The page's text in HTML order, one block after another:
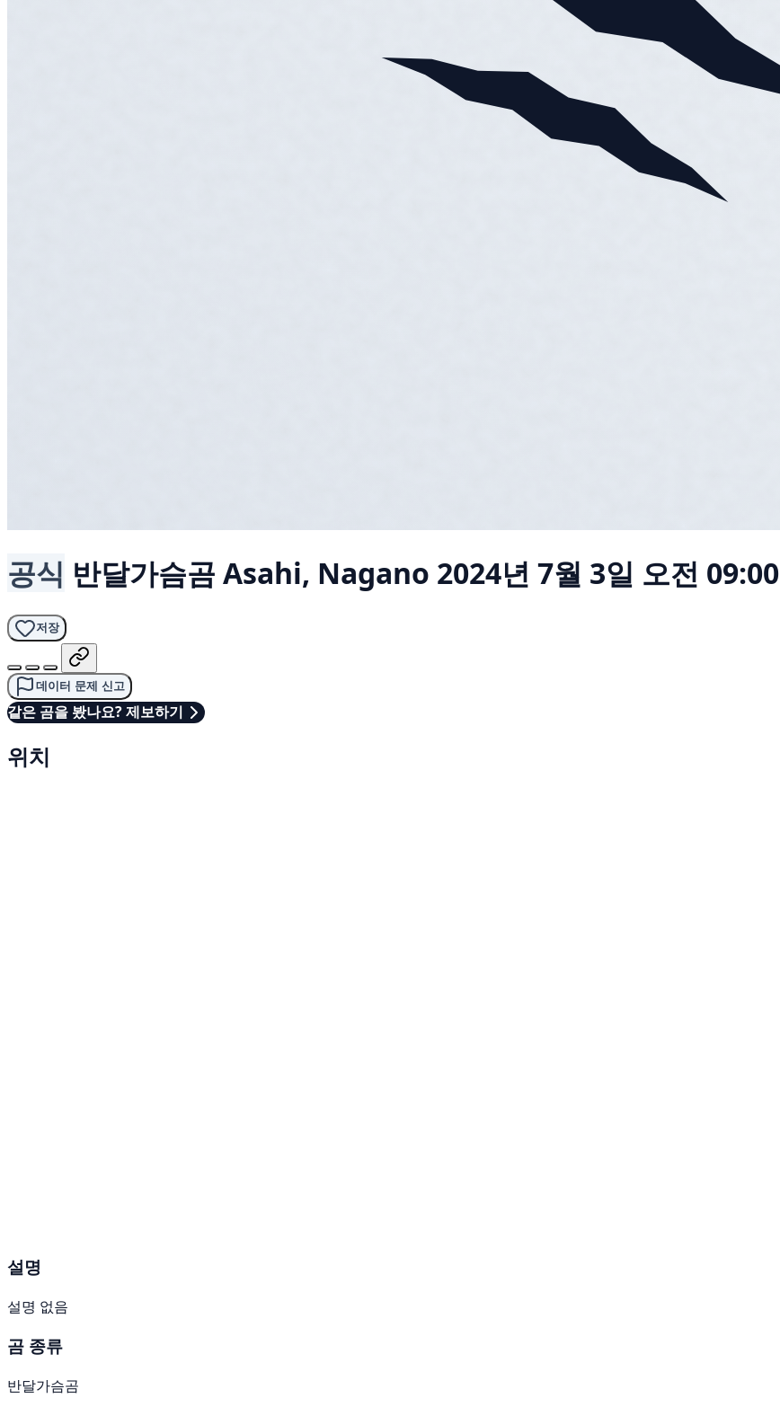
공식 반달가슴곰 Asahi, Nagano 2024년 7월 3일 오전 09:00
저장
데이터 문제 신고
같은 곰을 봤나요? 제보하기
위치
설명
설명 없음
곰 종류
반달가슴곰